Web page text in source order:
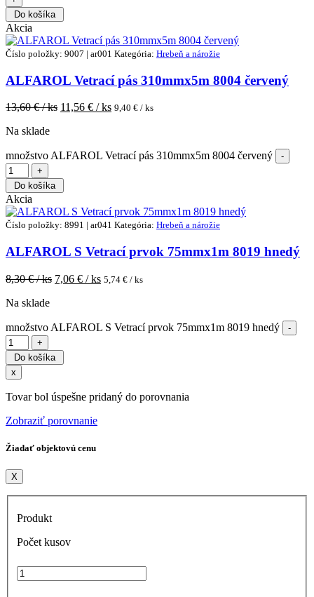
Do košíka
Akcia
Číslo položky: 9007 | ar001 Kategória: Hrebeň a nárožie
ALFAROL Vetrací pás 310mmx5m 8004 červený
13,60€ / ks 11,56 € / ks 9,40 € / ks
Na sklade
množstvo ALFAROL Vetrací pás 310mmx5m 8004 červený
Do košíka
Akcia
Číslo položky: 8991 | ar041 Kategória: Hrebeň a nárožie
ALFAROL S Vetrací prvok 75mmx1m 8019 hnedý
8,30€ / ks 7,06 € / ks 5,74 € / ks
Na sklade
množstvo ALFAROL S Vetrací prvok 75mmx1m 8019 hnedý
Do košíka
x
Tovar bol úspešne pridaný do porovnania
Zobraziť porovnanie
Žiadať objektovú cenu
X
Produkt
Počet kusov